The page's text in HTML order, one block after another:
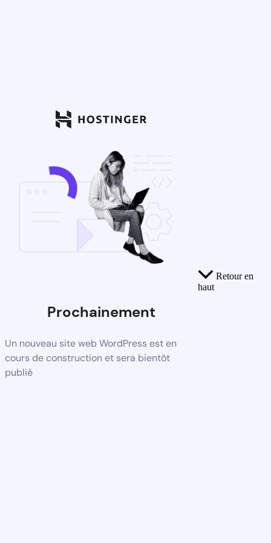
Prochainement
Un nouveau site web WordPress est en
cours de construction et sera bientôt
publié
Retour en
haut